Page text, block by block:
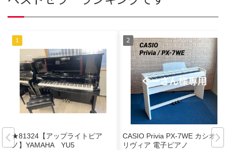
★81324【アップライトピア
ノ】YAMAHA YU5
CASIO Privia PX-7WE カシオ プ
リヴィア 電子ピアノ